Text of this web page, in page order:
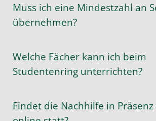
Muss ich eine Mindestzahl an
übernehmen?
Welche Fächer kann ich beim
Studentenring unterrichten?
Findet die Nachhilfe in